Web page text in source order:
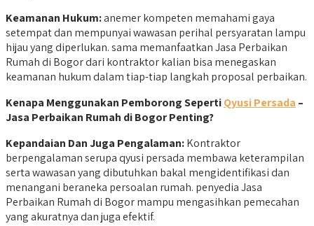
Keamanan Hukum:anemer kompeten memahami gaya
setempat dan mempunyai wawasan perihal persyaratan lampu
hijau yang diperlukan. sama memanfaatkan Jasa Perbaikan
Rumah di Bogor dari kontraktor kalian bisa menegaskan
keamanan hukum dalam tiap-tiap langkah proposal perbaikan.
Kenapa Menggunakan Pemborong SepertiQyusi Persada –
Jasa Perbaikan Rumah di Bogor Penting?
Kepandaian Dan Juga Pengalaman:Kontraktor
berpengalaman serupa qyusi persada membawa keterampilan
serta wawasan yang dibutuhkan bakal mengidentifikasi dan
menangani beraneka persoalan rumah. penyedia Jasa
Perbaikan Rumah di Bogor mampu mengasihkan pemecahan
yang akuratnya dan juga efektif.